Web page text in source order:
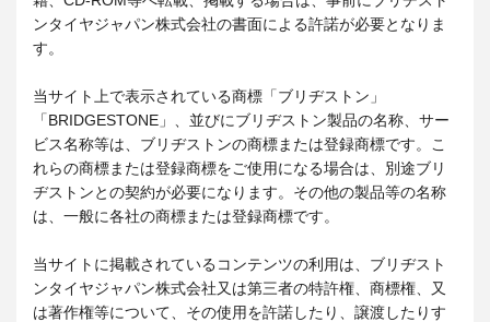
ンタイヤジャパン株式会社の書面による許諾が必要となりま
す。
当サイト上で表示されている商標「ブリヂストン」
「BRIDGESTONE」、並びにブリヂストン製品の名称、サー
ビス名称等は、ブリヂストンの商標または登録商標です。こ
れらの商標または登録商標をご使用になる場合は、別途ブリ
ヂストンとの契約が必要になります。その他の製品等の名称
は、一般に各社の商標または登録商標です。
当サイトに掲載されているコンテンツの利用は、ブリヂスト
ンタイヤジャパン株式会社又は第三者の特許権、商標権、又
は著作権等について、その使用を許諾したり、譲渡したりす